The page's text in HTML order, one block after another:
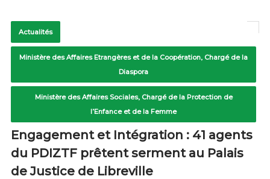
Actualités
Ministère des Affaires Etrangères et de la Coopération, Chargé de la
Diaspora
Ministère des Affaires Sociales, Chargé de la Protection de
l’Enfance et de la Femme
Engagement et Intégration : 41 agents
du PDIZTF prêtent serment au Palais
de Justice de Libreville